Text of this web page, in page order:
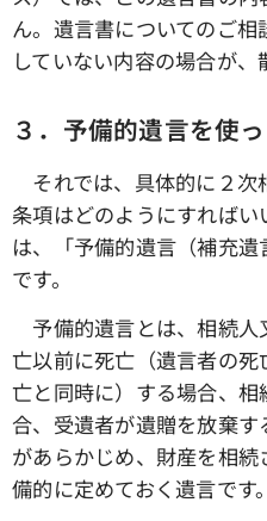
ん。遺言書についてのご
していない内容の場合が、
３．予備的遺言を使
それでは、具体的に２次
条項はどのようにすれば
は、「予備的遺言（補充
です。
予備的遺言とは、相続人
亡以前に死亡（遺言者の
亡と同時に）する場合、
合、受遺者が遺贈を放棄
があらかじめ、財産を相
備的に定めておく遺言です。